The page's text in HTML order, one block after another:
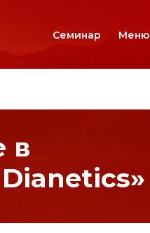
Семинар Меню
в